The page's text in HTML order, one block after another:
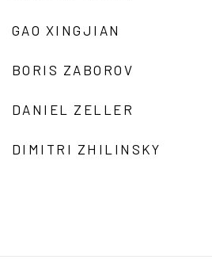
GAO XINGJIAN
BORIS ZABOROV
DANIEL ZELLER
DIMITRI ZHILINSKY